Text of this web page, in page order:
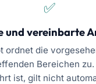
und vereinbarte
ordnet die
Bereichen
ist, gilt nicht